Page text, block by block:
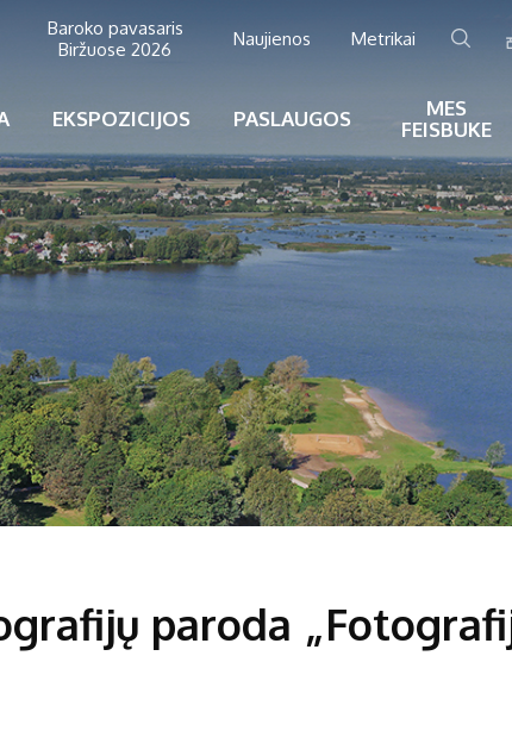
Baroko pavasaris
Biržuose 2026
Naujienos Metrikai
EKSPOZICIJOS PASLAUGOS
MES
FEISBUKE
paroda